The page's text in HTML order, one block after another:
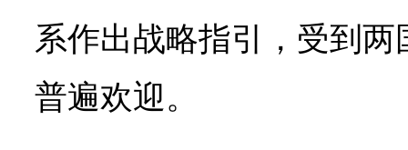
系作出战略指引，受到
普遍欢迎。